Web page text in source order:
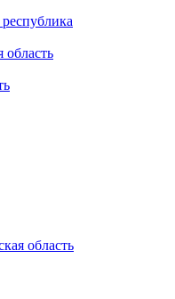
область
область